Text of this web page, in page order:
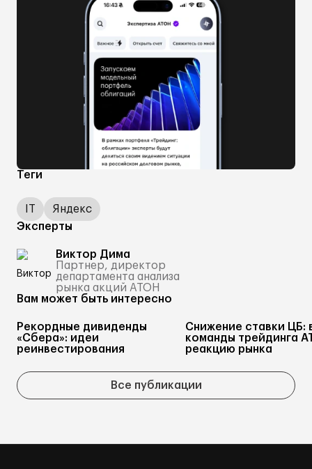
Теги
IT
Яндекс
Эксперты
Виктор Дима
Партнер, директор
департамента анализа
рынка акций АТОН
Вам может быть интересно
Рекордные дивиденды
«Сбера»: идеи
реинвестирования
Снижение ставки ЦБ:
команды трейдинга
реакцию рынка
Все публикации